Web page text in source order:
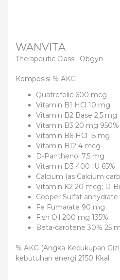
WANVITA
Therapeutic Class : Obgyn
Komposisi % AKG
Quatrefolic 600 mcg
Vitamin B1 HCl 10 mg
Vitamin B2 Base 2,5 mg
Vitamin B3 20 mg 950%
Vitamin B6 HCl 15 mg
Vitamin B12 4 mcg
D-Panthenol 7,5 mg
Vitamin D3 400 IU 65%
Calcium (as Calcium
Vitamin K2 20 mcg; D-
Copper Sulfat
Fe Fumarate 90 mg
Fish Oil 200 mg 135%
Beta-carotene 30% 25
% AKG (Angka Kecukupan
kebutuhan energi 2150 Kkal.